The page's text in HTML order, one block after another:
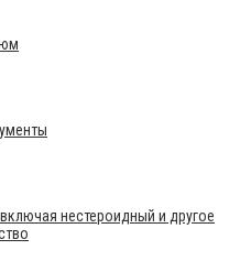
нестероидный и другое